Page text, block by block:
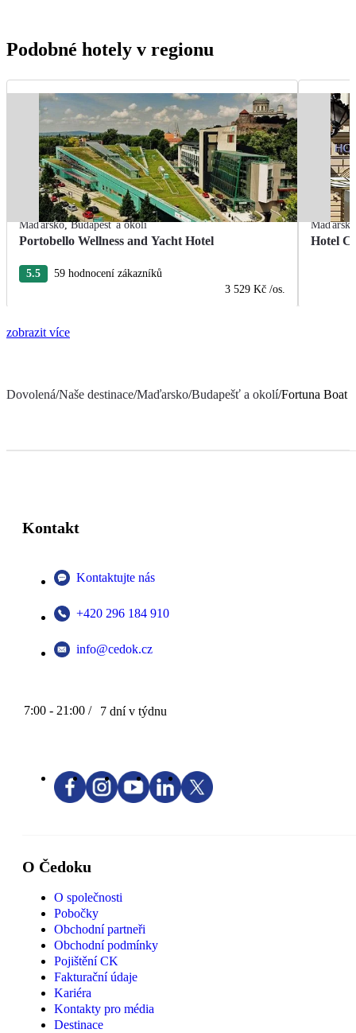
Podobné hotely v regionu
Maďarsko,Budapešť a okolí
Portobello Wellness and Yacht Hotel
5.5
59 hodnocení zákazníků
3 529 Kč /os.
Maďarsko
Hotel
zobrazit více
Dovolená/Naše destinace/Maďarsko/Budapešť a okolí/Fortuna Boat
Kontakt
Kontaktujte nás
+420 296 184 910
info@cedok.cz
7:00 - 21:00 / 7 dní v týdnu
O Čedoku
O společnosti
Pobočky
Obchodní partneři
Obchodní podmínky
Pojištění CK
Fakturační údaje
Kariéra
Kontakty pro média
Destinace